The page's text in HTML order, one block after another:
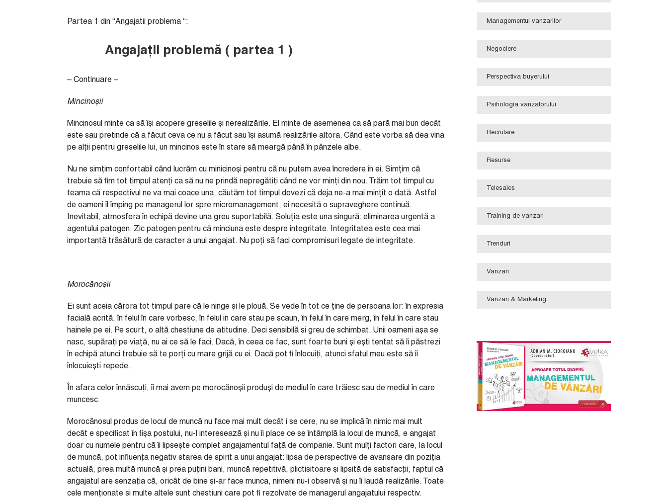
Partea 1 din “Angajatii problema “:
Angajații problemă ( partea 1 )
– Continuare –
Mincinoșii
Mincinosul minte ca să își acopere greșelile și nerealizările. El minte de asemenea ca să pară mai bun decât
este sau pretinde că a făcut ceva ce nu a făcut sau își asumă realizările altora. Când este vorba să dea vina
pe alții pentru greșelile lui, un mincinos este în stare să meargă până în pânzele albe.
Nu ne simțim confortabil când lucrăm cu minicinoși pentru că nu putem avea încredere în ei. Simțim că
trebuie să fim tot timpul atenți ca să nu ne prindă nepregătiți când ne vor minți din nou. Trăim tot timpul cu
teama că respectivul ne va mai coace una, căutăm tot timpul dovezi că deja ne-a mai mințit o dată. Astfel
de oameni îl împing pe managerul lor spre micromanagement, ei necesită o supraveghere continuă.
Inevitabil, atmosfera în echipă devine una greu suportabilă. Soluția este una singură: eliminarea urgentă a
agentului patogen. Zic patogen pentru că minciuna este despre integritate. Integritatea este cea mai
importantă trăsătură de caracter a unui angajat. Nu poți să faci compromisuri legate de integritate.
Morocănoșii
Ei sunt aceia cărora tot timpul pare că le ninge și le plouă. Se vede în tot ce ține de persoana lor: în expresia
facială acrită, în felul în care vorbesc, în felul in care stau pe scaun, în felul în care merg, în felul în care stau
hainele pe ei. Pe scurt, o altă chestiune de atitudine. Deci sensibilă și greu de schimbat. Unii oameni așa se
nasc, supărați pe viață, nu ai ce să le faci. Dacă, în ceea ce fac, sunt foarte buni și ești tentat să îi păstrezi
în echipă atunci trebuie să te porți cu mare grijă cu ei. Dacă pot fi înlocuiți, atunci sfatul meu este să îi
înlocuiești repede.
În afara celor înnăscuți, îi mai avem pe morocănoșii produși de mediul în care trăiesc sau de mediul în care
muncesc.
Morocănosul produs de locul de muncă nu face mai mult decât i se cere, nu se implică în nimic mai mult
decât e specificat în fișa postului, nu-l interesează și nu îi place ce se întâmplă la locul de muncă, e angajat
doar cu numele pentru că îi lipsește complet angajamentul față de companie. Sunt mulți factori care, la locul
de muncă, pot influența negativ starea de spirit a unui angajat: lipsa de perspective de avansare din poziția
actuală, prea multă muncă și prea puțini bani, muncă repetitivă, plictisitoare și lipsită de satisfacții, faptul că
angajatul are senzația că, oricât de bine și-ar face munca, nimeni nu-i observă și nu îi laudă realizările. Toate
cele menționate si multe altele sunt chestiuni care pot fi rezolvate de managerul angajatului respectiv.
Managementul vanzarilor
Negociere
Perspectiva buyerului
Psihologia vanzatorului
Recrutare
Resurse
Telesales
Training de vanzari
Trenduri
Vanzari
Vanzari & Marketing